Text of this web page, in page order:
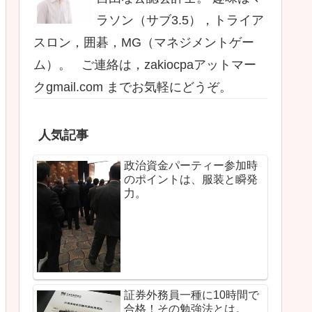
ラソン（サブ3.5），トライア
スロン，囲碁，MG（マネジメントゲー
ム）。 ご連絡は，zakiocpaアットマー
クgmail.com までお気軽にどうぞ。
人気記事
政治資金パーティー参加時
のポイントは、服装と瞬発
力。
証券外務員一種に10時間で
合格！その勉強法とは。